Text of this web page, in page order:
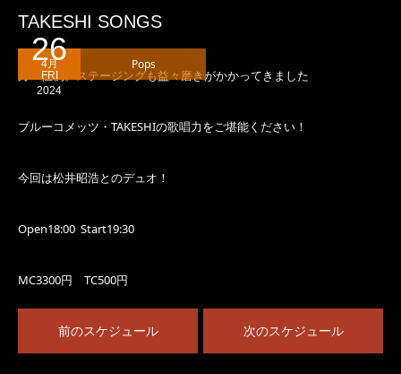
TAKESHI SONGS
4月
26
FRI
2024
Pops
月一恒例。ステージングも益々磨きがかかってきました
ブルーコメッツ・TAKESHIの歌唱力をご堪能ください！
今回は松井昭浩とのデュオ！
Open18:00 Start19:30
MC3300円 TC500円
前のスケジュール 次のスケジュール